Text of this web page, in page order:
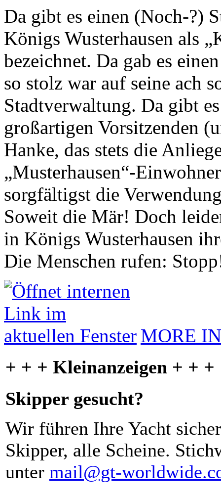
Da gibt es einen (Noch-?)
Königs Wusterhausen als
bezeichnet. Da gab es
so stolz war auf seine ach
Stadtverwaltung. Da gibt
großartigen Vorsitzenden
Hanke, das stets die
„Musterhausen“-
sorgfältigst die
Soweit die Mär! Doch
in Königs Wusterhausen
Die Menschen rufen:
MORE
+ + + Kleinanzeigen + + +
Skipper gesucht?
Wir führen Ihre Yacht
Skipper, alle Scheine.
unter mail@gt-